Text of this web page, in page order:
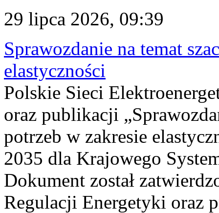
29 lipca 2026, 09:39
Sprawozdanie na temat
elastyczności
Polskie Sieci
oraz publikacji
potrzeb w zakresie
2035 dla Krajowego
Dokument został
Regulacji Energetyki oraz